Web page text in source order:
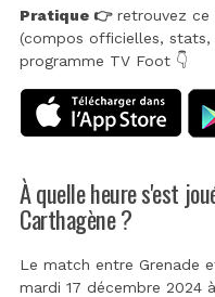
Pratique 👉retrouvez ce
(compos officielles, stats,
programme TV Foot 👇
À quelle heure s'est
Carthagène ?
Le match entre Grenade
mardi 17 décembre 2024